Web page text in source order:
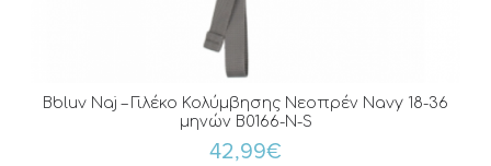
Bbluv Naj – Γιλέκο Κολύμβησης Νεοπρέν Navy 18-36
μηνών B0166-N-S
42,99€